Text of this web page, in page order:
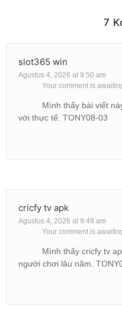
7
slot365 win
Agustus 4, 2026 at 9:50 am
Your comment is
Mình thấy bài viết
với thực tế. TONY08-03
cricfy tv apk
Agustus 4, 2026 at 9:49 am
Your comment is
Mình thấy cricfy tv
người chơi lâu năm.